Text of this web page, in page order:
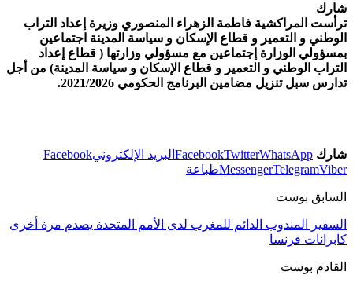
شارك
ترأست المراكشية فاطمة الزهراء المنصوري وزيرة إعداد التراب
الوطني و التعمير و قطاع الإسكان و سياسة المدينة اجتماعين
بمسؤولي الوزارة إجتماعين مع مسؤولي وزارتها ( قطاع إعداد
التراب الوطني و التعمير و قطاع الإسكان و سياسة المدينة) من أجل
تدارس سبل تنزيل مضامين البرنامج الحكومي 2021/2026.
شارك FacebookTwitterWhatsApp البريد الإلكترونيFacebook
MessengerTelegramViber طباعة
السابق بوست
السفير المندوب الدائم للمغرب لدى الأمم المتحدة يصدم مرة أخرى
كابرانات فرنسا
القادم بوست